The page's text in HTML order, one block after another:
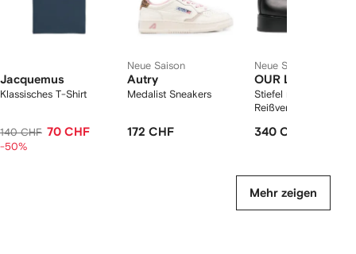
Jacquemus
Klassisches T-Shirt
140 CHF 70 CHF
-50%
Neue Saison
Autry
Medalist Sneakers
172 CHF
Neue Saison
OUR LEGACY
Stiefel mit seitlichem
Reißverschluss
340 CHF
Mehr zeigen